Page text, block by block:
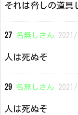
それは脅しの道具
27 名無しさん
人は死ぬぞ
29 名無しさん
人は死ぬぞ